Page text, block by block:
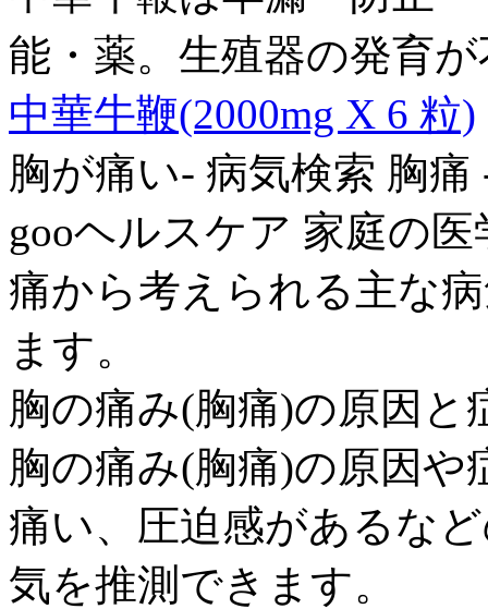
能・薬。生殖器の発育
中華牛鞭(2000mg X 6 粒)
胸が痛い- 病気検索 胸痛
gooヘルスケア 家庭の
痛から考えられる主な
ます。
胸の痛み(胸痛)の原因と
胸の痛み(胸痛)の原因
痛い、圧迫感があるな
気を推測できます。